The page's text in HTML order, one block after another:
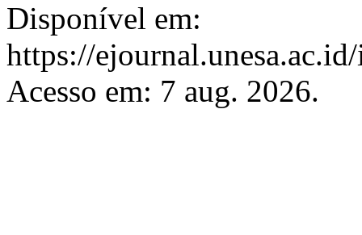
Disponível em:
https://
Acesso em: 7 aug. 2026.